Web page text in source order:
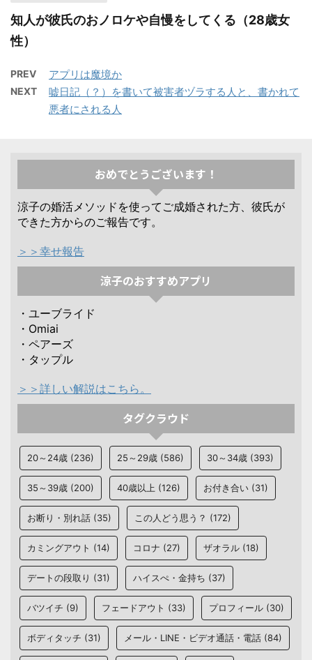
知人が彼氏のおノロケや自慢をしてくる（28歳女
性）
PREV アプリは魔境か
NEXT
嘘日記（？）を書いて被害者ヅラする人と、書かれて
悪者にされる人
おめでとうございます！
涼子の婚活メソッドを使ってご成婚された方、彼氏が
できた方からのご報告です。
＞＞幸せ報告
涼子のおすすめアプリ
・ユーブライド
・Omiai
・ペアーズ
・タップル
＞＞詳しい解説はこちら。
タグクラウド
20～24歳 (236) 25～29歳 (586) 30～34歳 (393)
35～39歳 (200) 40歳以上 (126) お付き合い (31)
お断り・別れ話 (35) この人どう思う？ (172)
カミングアウト (14) コロナ (27) ザオラル (18)
デートの段取り (31) ハイスぺ・金持ち (37)
バツイチ (9) フェードアウト (33) プロフィール (30)
ボディタッチ (31) メール・LINE・ビデオ通話・電話 (84)